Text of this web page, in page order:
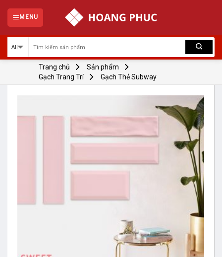
content
MENU
Trang chủ
Sản phẩm
Gạch Trang Trí
Gạch Thẻ Subway